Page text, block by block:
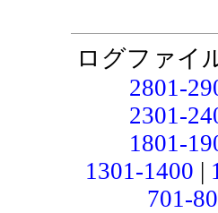
ログファイ
2801-
2301-
1801-
1301-1400 |
701-